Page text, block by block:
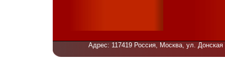
Адрес: 117419 Россия, Москва, ул.